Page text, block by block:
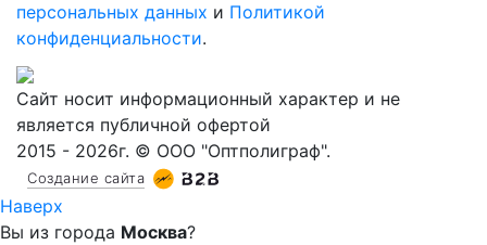
персональных данных и Политикой
конфиденциальности.
Сайт носит информационный характер и не
является публичной офертой
2015 - 2026г. © ООО "Оптполиграф".
Создание сайта
Наверх
Вы из города Москва?